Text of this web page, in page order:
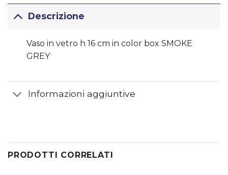
Descrizione
Vaso in vetro h 16 cm in color box SMOKE
GREY
Informazioni aggiuntive
PRODOTTI CORRELATI